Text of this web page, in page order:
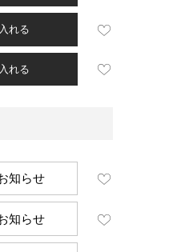
れる
れる
知らせ
知らせ